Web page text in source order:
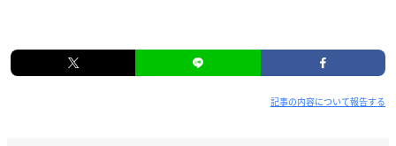
記事の内容について報告する